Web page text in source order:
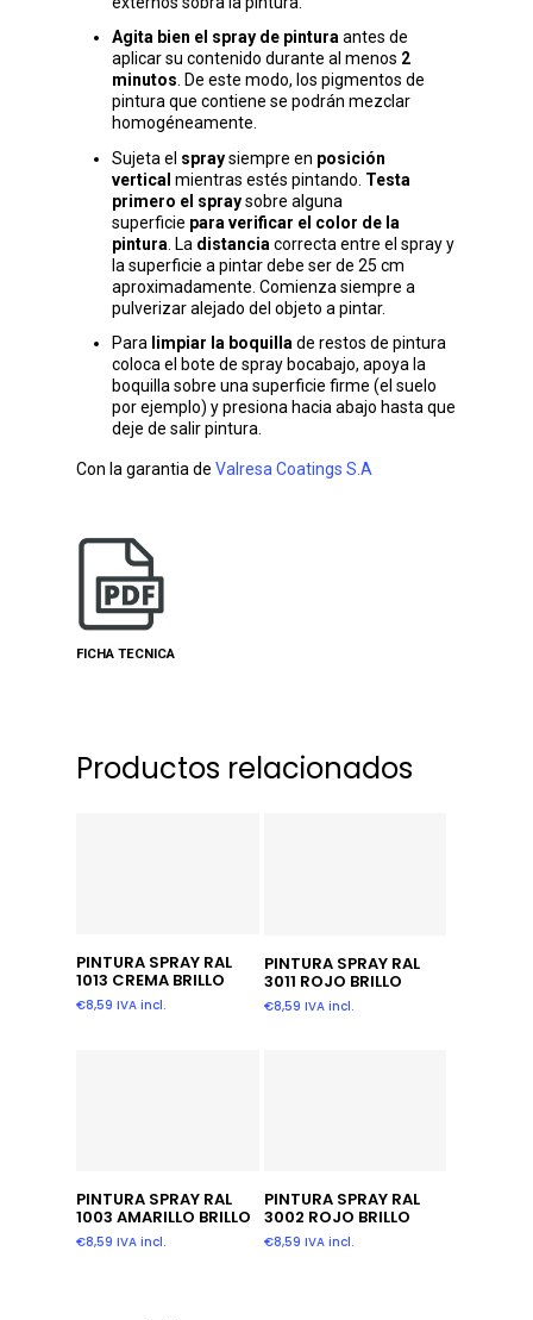
Agita bien el spray de pinturaantes de
aplicar su contenido durante al menos 2
minutos. De este modo, los pigmentos de
pintura que contiene se podrán mezclar
homogéneamente.
Sujeta el spraysiempre en posición
vertical mientras estés pintando. Testa
primero el spraysobre alguna
superficie para verificar el color de la
pintura . La distancia correcta entre el spray y
la superficie a pintar debe ser de 25 cm
aproximadamente. Comienza siempre a
pulverizar alejado del objeto a pintar.
Para limpiar la boquilla de restos de pintura
coloca el bote de spray bocabajo, apoya la
boquilla sobre una superficie firme (el suelo
por ejemplo) y presiona hacia abajo hasta que
deje de salir pintura.
Con la garantia de Valresa Coatings S.A
FICHA TECNICA
Productos relacionados
Añadir Al Carrito
PINTURA SPRAY RAL
1013 CREMA BRILLO
€8,59 IVA incl.
Añadir Al Carrito
PINTURA SPRAY RAL
3011 ROJO BRILLO
€8,59 IVA incl.
Añadir Al Carrito
PINTURA SPRAY RAL
1003 AMARILLO BRILLO
€8,59 IVA incl.
Añadir Al Carrito
PINTURA SPRAY RAL
3002 ROJO BRILLO
€8,59 IVA incl.